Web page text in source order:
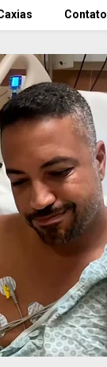
Contato